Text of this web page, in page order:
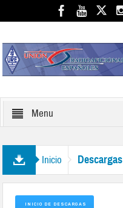
Menu
Inicio Descargas
INICIO DE DESCARGAS